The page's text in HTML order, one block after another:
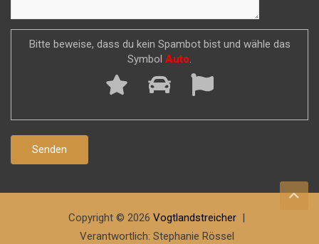
Bitte beweise, dass du kein Spambot bist und wähle das
Symbol Auto.
Copyright © 2026 Vogtlandstreicher
Verantwortlich: Stephanie Rössel